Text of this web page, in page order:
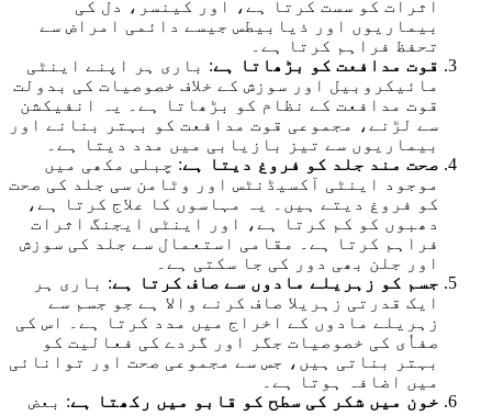
اثرات کو سست کرتا ہے، اور کینسر، دل کی
بیماریوں اور ذیابیطس جیسے دائمی امراض سے
تحفظ فراہم کرتا ہے۔
قوت مدافعت کو بڑھاتا ہے: باری ہر اپنے اینٹی
مائیکروبیل اور سوزش کے خلاف خصوصیات کی بدولت
قوت مدافعت کے نظام کو بڑھاتا ہے۔ یہ انفیکشن
سے لڑنے، مجموعی قوت مدافعت کو بہتر بنانے اور
بیماریوں سے تیز بازیابی میں مدد دیتا ہے۔
صحت مند جلد کو فروغ دیتا ہے: چبلی مکھی میں
موجود اینٹی آکسیڈنٹس اور وٹامن سی جلد کی صحت
کو فروغ دیتے ہیں۔ یہ مہاسوں کا علاج کرتا ہے،
دھبوں کو کم کرتا ہے، اور اینٹی ایجنگ اثرات
فراہم کرتا ہے۔ مقامی استعمال سے جلد کی سوزش
اور جلن بھی دور کی جا سکتی ہے۔
جسم کو زہریلے مادوں سے صاف کرتا ہے: باری ہر
ایک قدرتی زہریلا صاف کرنے والا ہے جو جسم سے
زہریلے مادوں کے اخراج میں مدد کرتا ہے۔ اس کی
صفاٗی کی خصوصیات جگر اور گردے کی فعالیت کو
بہتر بناتی ہیں، جس سے مجموعی صحت اور توانائی
میں اضافہ ہوتا ہے۔
خون میں شکر کی سطح کو قابو میں رکھتا ہے: بعض